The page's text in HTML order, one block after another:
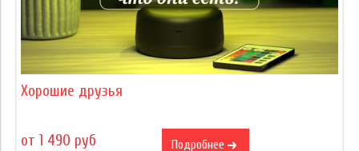
Хорошие друзья
от 1 490 руб Подробнее